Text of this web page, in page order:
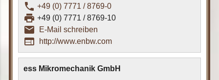
phone +49 (0) 7771 / 8769-0
print +49 (0) 7771 / 8769-10
email_outline
E-Mail schreiben
web http://www.enbw.com
ess Mikromechanik GmbH